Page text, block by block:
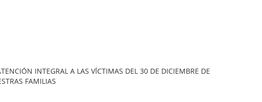
INTEGRAL A LAS VÍCTIMAS DEL 30 DE DICIEMBRE DE
FAMILIAS